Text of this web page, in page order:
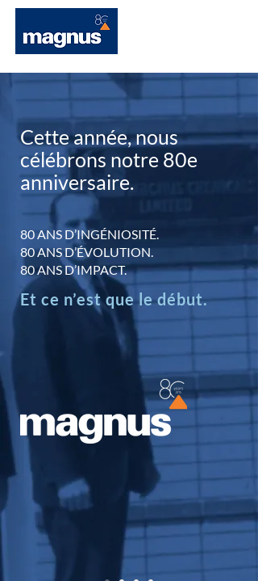
Cette année, nous
célébrons notre 80e
anniversaire.
80 ANS D’INGÉNIOSITÉ.
80 ANS D’ÉVOLUTION.
80 ANS D’IMPACT.
Et ce n’est que le début.